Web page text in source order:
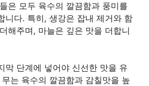
은 모두 육수의 깔끔함과 풍미를
니다. 특히, 생강은 잡내 제거와 함
해주며, 마늘은 깊은 맛을 더합니
막 단계에 넣어야 신선한 맛을 유
는 육수의 깔끔함과 감칠맛을 높